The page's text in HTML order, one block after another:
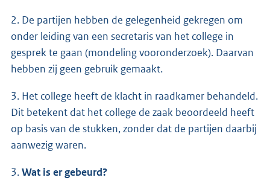
2. De partijen hebben de gelegenheid gekregen om
onder leiding van een secretaris van het college in
gesprek te gaan (mondeling vooronderzoek). Daarvan
hebben zij geen gebruik gemaakt.
3. Het college heeft de klacht in raadkamer behandeld.
Dit betekent dat het college de zaak beoordeeld heeft
op basis van de stukken, zonder dat de partijen daarbij
aanwezig waren.
3.Wat is er gebeurd?